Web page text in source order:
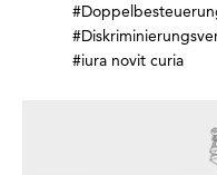
#iura novit curia